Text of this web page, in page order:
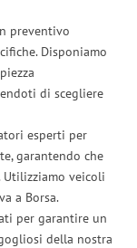
preventivo
Disponiamo
di scegliere
esperti per
garantendo che
veicoli
a Borsa.
per garantire un
della nostra